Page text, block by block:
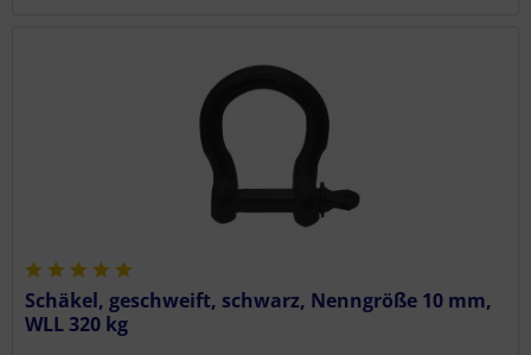
Schäkel, geschweift, schwarz, Nenngröße 10 mm,
WLL 320 kg